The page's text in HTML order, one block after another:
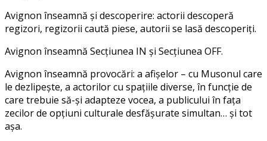
Avignon înseamnă și descoperire: actorii descoperă
regizori, regizorii caută piese, autorii se lasă descoperiți.
Avignon înseamnă Secțiunea IN și Secțiunea OFF.
Avignon înseamnă provocări: a afișelor – cu Musonul care
le dezlipește, a actorilor cu spațiile diverse, în funcție de
care trebuie să-și adapteze vocea, a publicului în fața
zecilor de opțiuni culturale desfășurate simultan… și tot
așa.